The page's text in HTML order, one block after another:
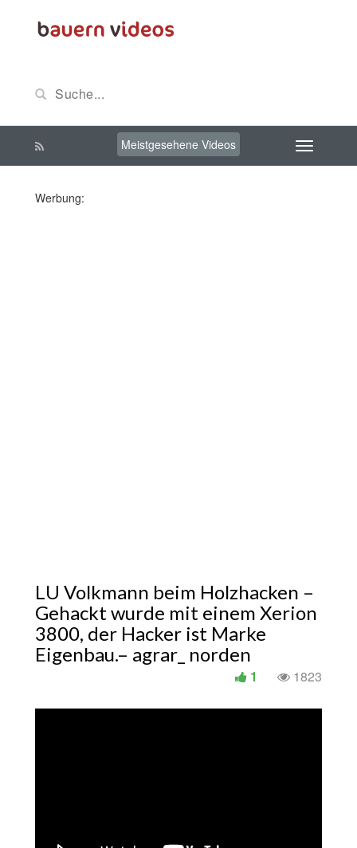
Meistgesehene Videos
Werbung:
LU Volkmann beim Holzhacken –
Gehackt wurde mit einem Xerion
3800, der Hacker ist Marke
Eigenbau.– agrar_ norden
1823
1